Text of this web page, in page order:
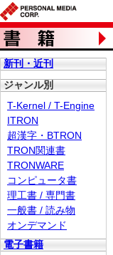
新刊・近刊
ジャンル別
T-Kernel / T-Engine
ITRON
超漢字・BTRON
TRON関連書
TRONWARE
コンピュータ書
理工書 / 専門書
一般書 / 読み物
オンデマンド
電子書籍